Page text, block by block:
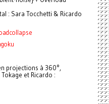
: Sara Tocchetti & Ricardo
projections à 360°,
et Ricardo :